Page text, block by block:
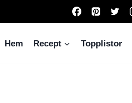
Hem
Recept Topplistor